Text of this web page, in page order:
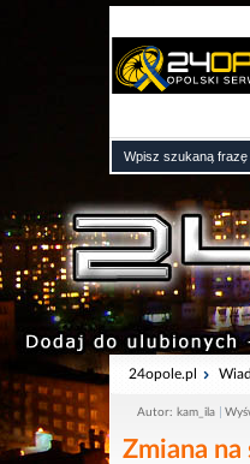
24opole.pl
Autor: kam_ila
Zmiana